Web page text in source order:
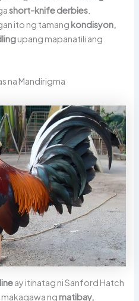
short-knife derbies
ito ng tamang kondisyon,
upang mapanatili ang
na Mandirigma
ay itinatag ni Sanford Hatch
makagawa ng matibay,